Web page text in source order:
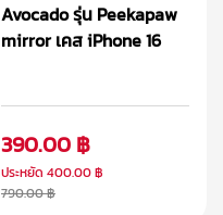
Avocado รุ่น Peekapaw
mirror เคส iPhone 16
390.00 ฿
ประหยัด 400.00 ฿
790.00 ฿